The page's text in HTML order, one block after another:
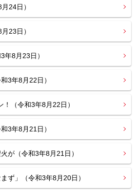
24日）
23日）
年8月23日）
3年8月22日）
（令和3年8月22日）
3年8月21日）
が（令和3年8月21日）
ず」（令和3年8月20日）